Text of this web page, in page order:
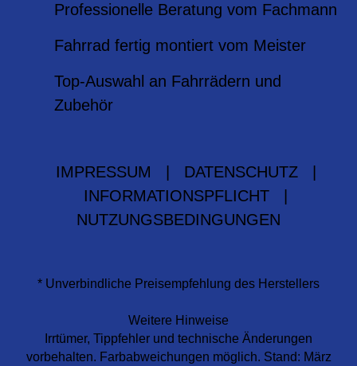
Professionelle Beratung vom Fachmann
Fahrrad fertig montiert vom Meister
Top-Auswahl an Fahrrädern und
Zubehör
IMPRESSUM DATENSCHUTZ
INFORMATIONSPFLICHT
NUTZUNGSBEDINGUNGEN
* Unverbindliche Preisempfehlung des Herstellers
Weitere Hinweise
Irrtümer, Tippfehler und technische Änderungen
vorbehalten. Farbabweichungen möglich. Stand: März